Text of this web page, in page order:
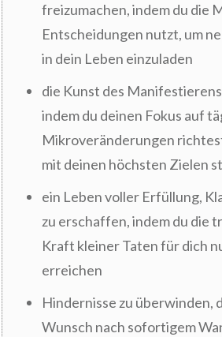
freizumachen, indem du die
Entscheidungen nutzt, um
in dein Leben einzuladen
die Kunst des
indem du deinen Fokus auf
Mikroveränderungen
mit deinen höchsten Zielen
ein Leben voller Erfüllung,
zu erschaffen, indem du die
Kraft kleiner Taten für dich
erreichen
Hindernisse zu überwinden,
Wunsch nach sofortigem